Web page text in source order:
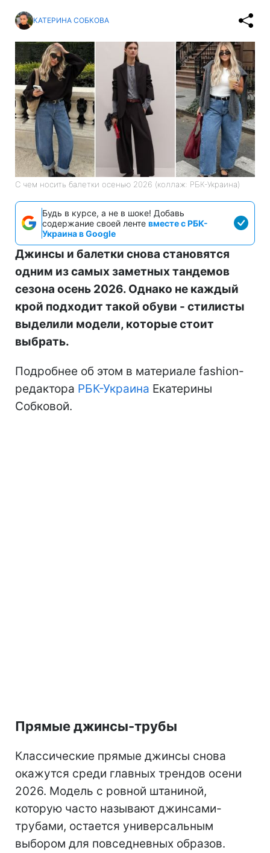
КАТЕРИНА СОБКОВА
С чем носить балетки осенью 2026 (коллаж: РБК-Украина)
Будь в курсе, а не в шоке! Добавь
содержание своей ленте вместе с РБК-
Украина в Google
Джинсы и балетки снова становятся
одним из самых заметных тандемов
сезона осень 2026. Однако не каждый
крой подходит такой обуви - стилисты
выделили модели, которые стоит
выбрать.
Подробнее об этом в материале fashion-
редактора РБК-Украина Екатерины
Собковой.
Прямые джинсы-трубы
Классические прямые джинсы снова
окажутся среди главных трендов осени
2026. Модель с ровной штаниной,
которую часто называют джинсами-
трубами, остается универсальным
выбором для повседневных образов.